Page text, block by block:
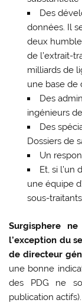
Des
données. Il
deux
de l’extrait-
milliards de
une base de
Des
ingénieurs
Des
Dossiers de
Un
Et, si l’un
une équipe
sous-traitants
Surgisphere
l’exception du
de directeur
une bonne
des PDG ne
publication actifs).